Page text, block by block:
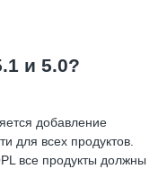
и 5.0?
добавление
для всех продуктов.
все продукты должны